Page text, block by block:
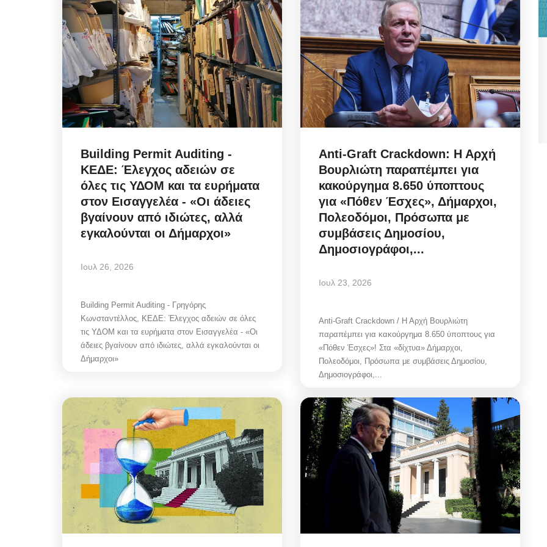
Building Permit Auditing -
ΚΕΔΕ: Έλεγχος αδειών σε
όλες τις ΥΔΟΜ και τα ευρήματα
στον Εισαγγελέα - «Οι άδειες
βγαίνουν από ιδιώτες, αλλά
εγκαλούνται οι Δήμαρχοι»
Ιουλ 26, 2026
Building Permit Auditing - Γρηγόρης
Κωνσταντέλλος, ΚΕΔΕ: Έλεγχος αδειών σε όλες
τις ΥΔΟΜ και τα ευρήματα στον Εισαγγελέα - «Οι
άδειες βγαίνουν από ιδιώτες, αλλά εγκαλούνται οι
Δήμαρχοι»
Anti-Graft Crackdown: Η Αρχή
Βουρλιώτη παραπέμπει για
κακούργημα 8.650 ύποπτους
για «Πόθεν Έσχες», Δήμαρχοι,
Πολεοδόμοι, Πρόσωπα με
συμβάσεις Δημοσίου,
Δημοσιογράφοι,...
Ιουλ 23, 2026
Anti-Graft Crackdown / Η Αρχή Βουρλιώτη
παραπέμπει για κακούργημα 8.650 ύποπτους για
«Πόθεν Έσχες»! Στα «δίχτυα» Δήμαρχοι,
Πολεοδόμοι, Πρόσωπα με συμβάσεις Δημοσίου,
Δημοσιογράφοι,...
Municipal Council Mykonos: Η
κομβική ανασυγκρότηση
Διοικήσεων...
Αυγ 7, 2026
Mykonos Ticker | Δημοτικό Συμβούλιο Μυκόνου
07/08/2026: Ψηφοφορία για αναμόρφωση...
Snap Election Alert:
Συναγερμός στην
Αντιπολίτευση εγκύκλιο...
Αυγ 8, 2026
Snap Election Alert / Συναγερμός στην
Αντιπολίτευση εγκύκλιο του ΥΠΕΣ! Τα email...